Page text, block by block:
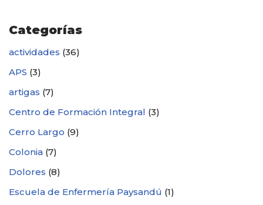
Categorías
actividades (36)
APS (3)
artigas (7)
Centro de Formación Integral (3)
Cerro Largo (9)
Colonia (7)
Dolores (8)
Escuela de Enfermería Paysandú (1)